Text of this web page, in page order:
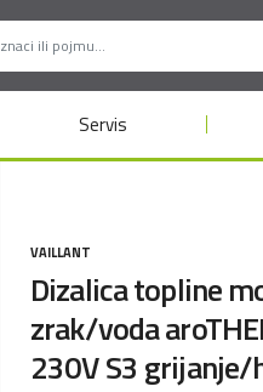
Servis
VAILLANT
Dizalica topline
zrak/voda
230V S3 grijanje/